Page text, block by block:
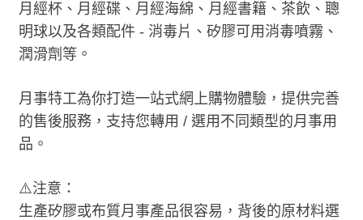
月經杯、月經碟、月經海綿、月經書籍、茶飲、聰
明球以及各類配件 - 消毒片、矽膠可用消毒噴霧、
潤滑劑等。
月事特工為你打造一站式網上購物體驗，提供完善
的售後服務，支持您轉用 / 選用不同類型的月事用
品。
⚠注意：
生產矽膠或布質月事產品很容易，背後的原材料選